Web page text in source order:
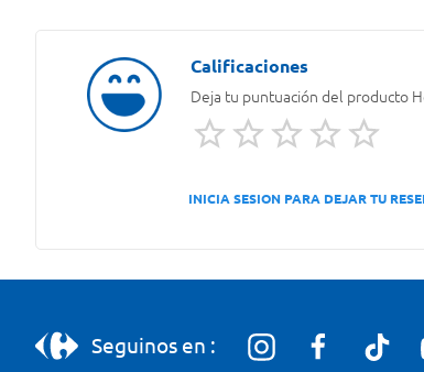
Deja tu puntuación del producto
INICIA SESION PARA DEJAR TU
Seguinos en :